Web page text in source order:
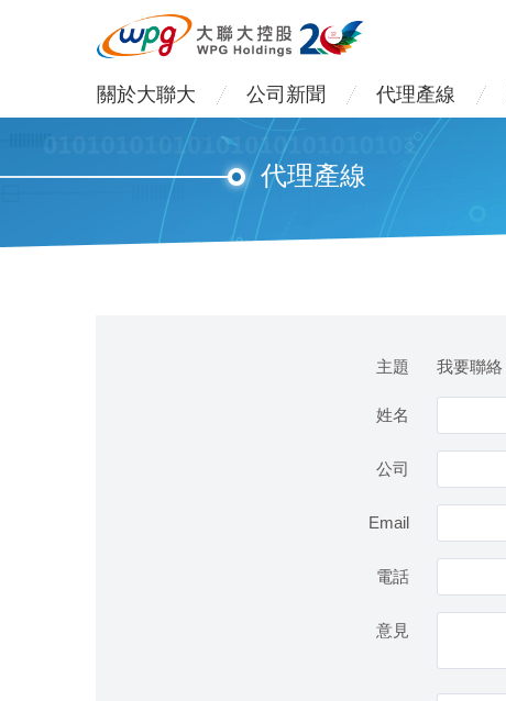
關於大聯大 公司新聞 代理產線
代理產線
主題 我要聯絡
姓名
公司
Email
電話
意見